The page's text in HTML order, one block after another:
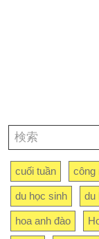
cuối tuần công
du học sinh du
hoa anh đào